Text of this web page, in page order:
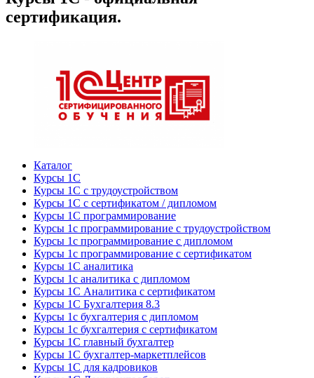
сертификация.
Каталог
Курсы 1С
Курсы 1С с трудоустройством
Курсы 1С с сертификатом / дипломом
Курсы 1С программирование
Курсы 1с программирование с трудоустройством
Курсы 1с программирование с дипломом
Курсы 1с программирование с сертификатом
Курсы 1С аналитика
Курсы 1с аналитика с дипломом
Курсы 1С Аналитика с сертификатом
Курсы 1С Бухгалтерия 8.3
Курсы 1с бухгалтерия с дипломом
Курсы 1с бухгалтерия с сертификатом
Курсы 1С главный бухгалтер
Курсы 1С бухгалтер-маркетплейсов
Курсы 1С для кадровиков